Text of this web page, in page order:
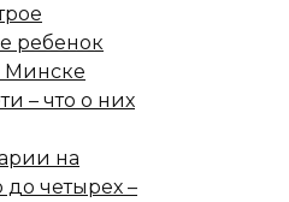
ребенок
Минске
– что о них
на
четырех –